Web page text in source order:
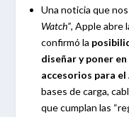
Una noticia que
Watch”, Apple abre
confirmó la
diseñar y poner en
accesorios para
bases de carga,
que cumplan las